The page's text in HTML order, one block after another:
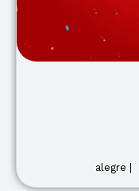
alegre |